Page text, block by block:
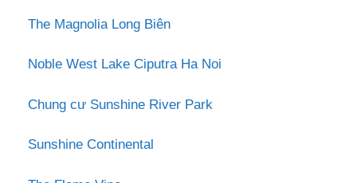
The Magnolia Long Biên
Noble West Lake Ciputra Ha Noi
Chung cư Sunshine River Park
Sunshine Continental